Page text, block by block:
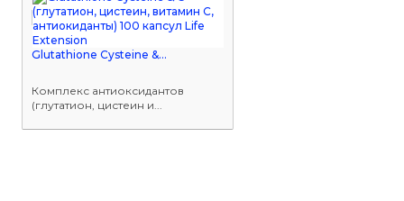
Glutathione Cysteine &...
Комплекс антиоксидантов
(глутатион, цистеин и...